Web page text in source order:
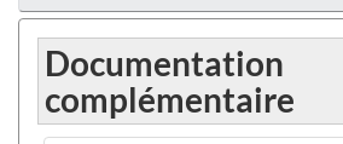
Documentation
complémentaire